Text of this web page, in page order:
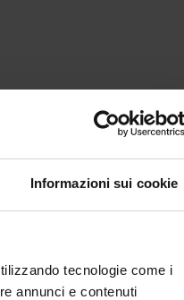
Informazioni sui cookie
tecnologie come i
annunci e contenuti